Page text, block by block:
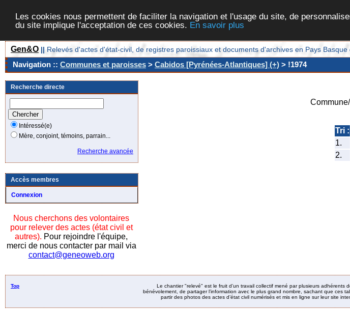
Les cookies nous permettent de faciliter la navigation et l'usage du site, de
du site implique l'acceptation de ces cookies. En savoir plus
Gen&O || Relevés d'actes d'état-civil, de registres paroissiaux et documents d'archives en Pays Basque
Navigation :: Communes et paroisses > Cabidos [Pyrénées-Atlantiques] (+) > !1974
Recherche directe
Intéressé(e)
Mère, conjoint, témoins, parrain...
Recherche avancée
Accès membres
Connexion
Nous cherchons des volontaires
pour relever des actes (état civil et
autres). Pour rejoindre l'équipe,
merci de nous contacter par mail via
contact@geneoweb.org
Tri :
1.
2.
Top
Le chantier "relevé" est le fruit d’un travail collectif mené par plusieurs adhérents
bénévolement, de partager l’information avec le plus grand nombre, sachant que ces
partir des photos des actes d’état civil numérisés et mis en ligne sur leur site